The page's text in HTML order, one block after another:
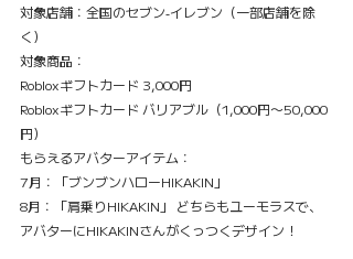
対象店舗：全国のセブン‐イレブン（一部店舗を除
く）
対象商品：
Robloxギフトカード 3,000円
Robloxギフトカード バリアブル（1,000円〜50,000
円）
もらえるアバターアイテム：
7月：「ブンブンハローHIKAKIN」
8月：「肩乗りHIKAKIN」 どちらもユーモラスで、
アバターにHIKAKINさんがくっつくデザイン！